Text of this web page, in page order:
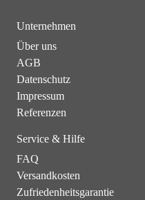
Unternehmen
Über uns
AGB
Datenschutz
Impressum
Referenzen
Service & Hilfe
FAQ
Versandkosten
Zufriedenheitsgarantie